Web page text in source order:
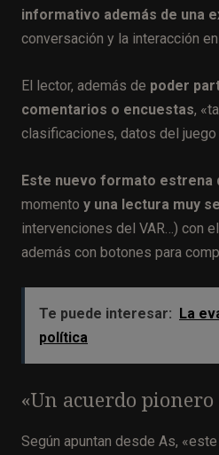
informativo además de una
conversación y la interacción
El lector, además de poder
comentarios o encuestas,
clasificaciones, datos del
Este nuevo formato estrena
momento y una lectura muy
intervenciones del VAR…) con
además con botones para
Te puede interesar: La
política
«Un acuerdo
Según apuntan desde As,